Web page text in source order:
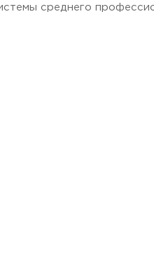
среднего